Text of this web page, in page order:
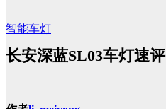
智能车灯
长安深蓝SL03车灯速评